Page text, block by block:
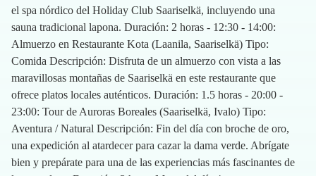
el spa nórdico del Holiday Club Saariselkä, incluyendo una
sauna tradicional lapona. Duración: 2 horas - 12:30 - 14:00:
Almuerzo en Restaurante Kota (Laanila, Saariselkä) Tipo:
Comida Descripción: Disfruta de un almuerzo con vista a las
maravillosas montañas de Saariselkä en este restaurante que
ofrece platos locales auténticos. Duración: 1.5 horas - 20:00 -
23:00: Tour de Auroras Boreales (Saariselkä, Ivalo) Tipo:
Aventura / Natural Descripción: Fin del día con broche de oro,
una expedición al atardecer para cazar la dama verde. Abrígate
bien y prepárate para una de las experiencias más fascinantes de